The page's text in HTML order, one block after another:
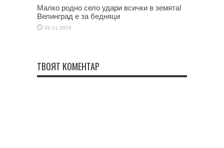
Малко родно село удари всички в земята!
Велинград е за бедняци
26.11.2024
ТВОЯТ КОМЕНТАР